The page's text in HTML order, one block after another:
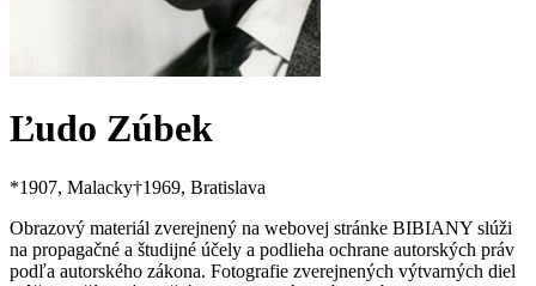
Ľudo Zúbek
*1907, Malacky†1969, Bratislava
Obrazový materiál zverejnený na webovej stránke BIBIANY slúži
na propagačné a študijné účely a podlieha ochrane autorských práv
podľa autorského zákona. Fotografie zverejnených výtvarných diel